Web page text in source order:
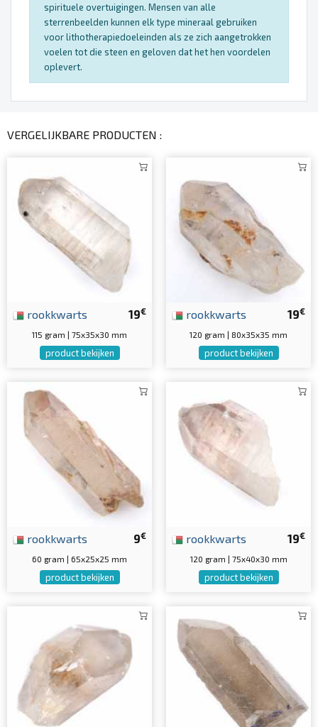
spirituele overtuigingen. Mensen van alle
sterrenbeelden kunnen elk type mineraal gebruiken
voor lithotherapiedoeleinden als ze zich aangetrokken
voelen tot die steen en geloven dat het hen voordelen
oplevert.
VERGELIJKBARE PRODUCTEN :
19€
rookkwarts
115 gram | 75x35x30 mm
product bekijken
19€
rookkwarts
120 gram | 80x35x35 mm
product bekijken
9€
rookkwarts
60 gram | 65x25x25 mm
product bekijken
19€
rookkwarts
120 gram | 75x40x30 mm
product bekijken